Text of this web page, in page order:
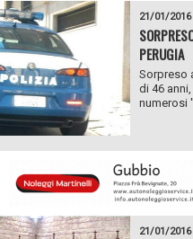
21/01/2016
PERUGIA
Sorpreso
di 46
numerosi
21/01/2016